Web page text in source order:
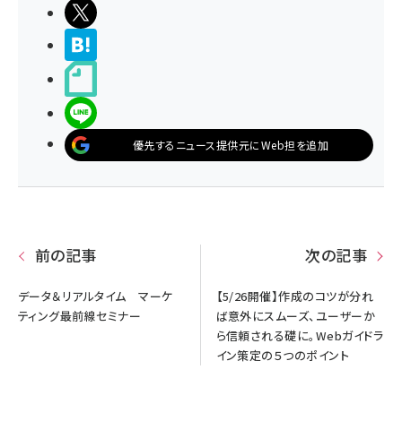
優先するニュース提供元にWeb担を追加
前の記事
データ＆リアルタイム マーケ
ティング最前線セミナー
次の記事
【5/26開催】作成のコツが分れ
ば意外にスムーズ、ユーザーか
ら信頼される礎に。Webガイドラ
イン策定の５つのポイント